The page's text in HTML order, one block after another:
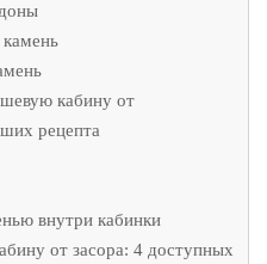
кабину от
рецепта
внутри кабинки
от засора: 4 доступных